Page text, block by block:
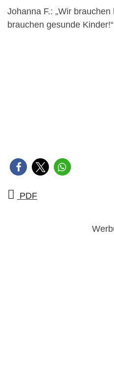
Johanna F.: „Wir
brauchen gesunde Kinder!“
PDF